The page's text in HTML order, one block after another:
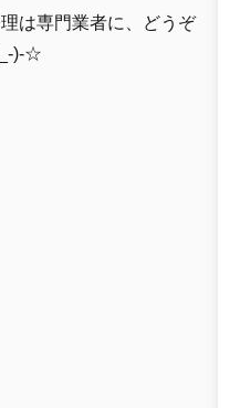
は専門業者に、どうぞ
)-☆